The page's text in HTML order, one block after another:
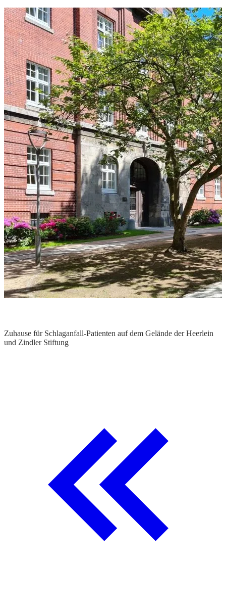
Zuhause für Schlaganfall-Patienten auf dem Gelände der Heerlein
und Zindler Stiftung